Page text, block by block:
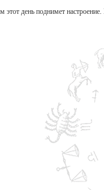
этот день поднимет